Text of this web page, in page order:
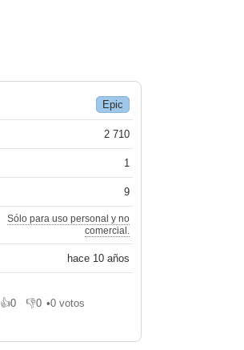
Epic
2 710
1
9
Sólo para uso personal y no
comercial.
hace 10 años
👍0
Me gusta
👎0
No me gusta
•0 votos